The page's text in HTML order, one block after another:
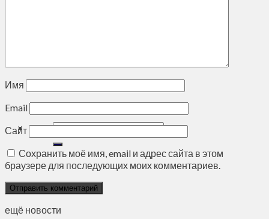
Вс, 09.08.2026
Имя
Email
Сайт
Сохранить моё имя, email и адрес сайта в этом
браузере для последующих моих комментариев.
ещё новости